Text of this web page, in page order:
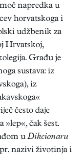
napredka u
horvatskoga i
udžbenik za
Hrvatskoj,
Građu je
sustava: iz
iz
često daje
čak šest.
u Dikcionaru
nazivi životinja i